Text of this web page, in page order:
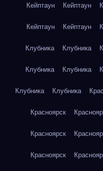
Кейптаун Кейптаун
Кейптаун Кейптаун
Клубника Клубника
Клубника Клубника
Клубника Клубника
Красноярск
Красноярск
Красноярск